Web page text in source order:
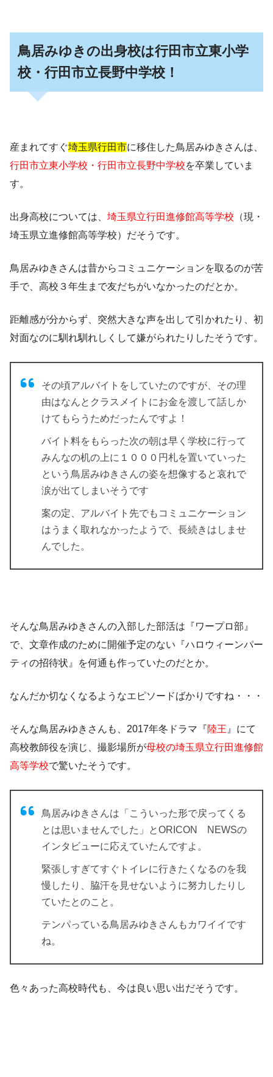
鳥居みゆきの出身校は行田市立東小学
校・行田市立長野中学校！
産まれてすぐ埼玉県行田市に移住した鳥居みゆきさんは、
行田市立東小学校・行田市立長野中学校を卒業していま
す。
出身高校については、 埼玉県立行田進修館高等学校 （現・
埼玉県立進修館高等学校）だそうです。
鳥居みゆきさんは昔からコミュニケーションを取るのが苦
手で、 高校３年生まで友だちがいなかったのだとか。
距離感が分からず、突然大きな声を出して引かれたり、初
対面なのに馴れ馴れしくして嫌がられたりしたそうです。
その頃アルバイトをしていたのですが、その理
由はなんと クラスメイトにお金を渡して話しか
けてもらうためだったんですよ！
バイト料をもらった次の朝は早く学校に行って
みんなの机の上に１０００円札を置いていった
という鳥居みゆきさんの姿を想像すると哀れで
涙が出てしまいそうです
案の定、アルバイト先でもコミュニケーション
はうまく取れなかったようで、長続きはしませ
んでした。
そんな鳥居みゆきさんの入部した部活は『ワープロ部 』
で、文章作成のために開催予定のない『ハロウィーンパー
ティの招待状』を何通も作っていたのだとか。
なんだか切なくなるようなエピソードばかりですね・・・
そんな鳥居みゆきさんも、2017年冬ドラマ『陸王 』にて
高校教師役を演じ、撮影場所が母校の埼玉県立行田進修館
高等学校で驚いたそうです。
鳥居みゆきさんは「こういった形で戻ってくる
とは思いませんでした」とORICON NEWSの
インタビューに応えていたんですよ。
緊張しすぎてすぐトイレに行きたくなるのを我
慢したり、脇汗を見せないように努力したりし
ていたとのこと。
テンパっている鳥居みゆきさんもカワイイです
ね。
色々あった高校時代も、今は良い思い出だそうです。